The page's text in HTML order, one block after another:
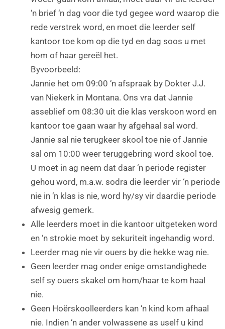
‘n brief ‘n dag voor die tyd gegee word waarop die
rede verstrek word, en moet die leerder self
kantoor toe kom op die tyd en dag soos u met
hom of haar gereël het.
Byvoorbeeld:
Jannie het om 09:00 ‘n afspraak by Dokter J.J.
van Niekerk in Montana. Ons vra dat Jannie
asseblief om 08:30 uit die klas verskoon word en
kantoor toe gaan waar hy afgehaal sal word.
Jannie sal nie terugkeer skool toe nie of Jannie
sal om 10:00 weer teruggebring word skool toe.
U moet in ag neem dat daar ‘n periode register
gehou word, m.a.w. sodra die leerder vir ‘n periode
nie in ‘n klas is nie, word hy/sy vir daardie periode
afwesig gemerk.
Alle leerders moet in die kantoor uitgeteken word
en ‘n strokie moet by sekuriteit ingehandig word.
Leerder mag nie vir ouers by die hekke wag nie.
Geen leerder mag onder enige omstandighede
self sy ouers skakel om hom/haar te kom haal
nie.
Geen Hoërskoolleerders kan ‘n kind kom afhaal
nie. Indien ‘n ander volwassene as uself u kind